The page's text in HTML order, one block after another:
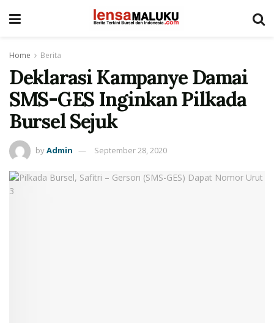
Home Berita
Deklarasi Kampanye Damai
SMS-GES Inginkan Pilkada
Bursel Sejuk
byAdmin September 28, 2020